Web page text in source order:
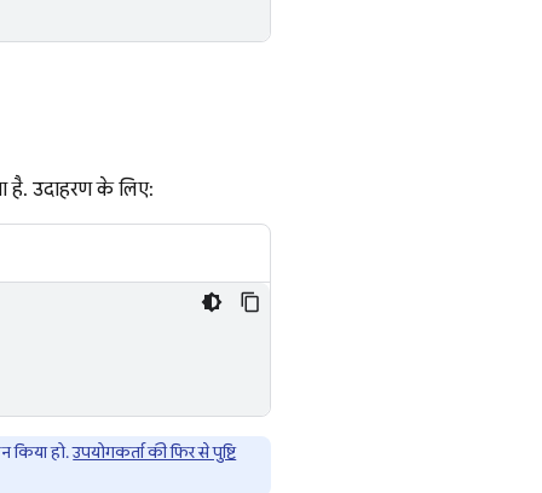
है. उदाहरण के लिए:
किया हो.उपयोगकर्ता की फिर से पुष्टि